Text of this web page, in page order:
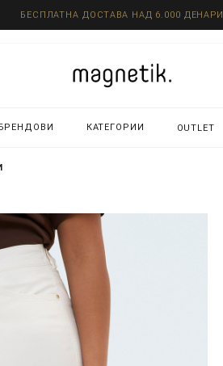
БЕСПЛАТНА ДОСТАВА НАД 6.000 ДЕНАРИ
КАТЕГОРИИ OUTLET